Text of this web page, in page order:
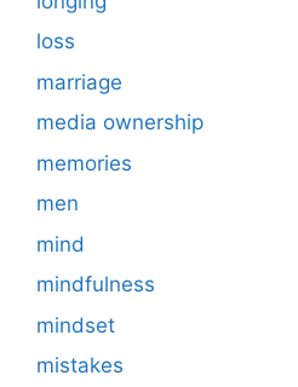
loss
marriage
media ownership
memories
men
mind
mindfulness
mindset
mistakes